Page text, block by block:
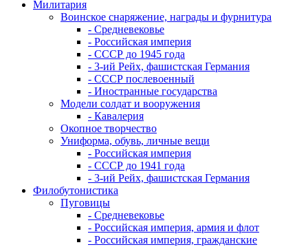
Милитария
Воинское снаряжение, награды и фурнитура
- Средневековье
- Российская империя
- СССР до 1945 года
- 3-ий Рейх, фашистская Германия
- СССР послевоенный
- Иностранные государства
Модели солдат и вооружения
- Кавалерия
Окопное творчество
Униформа, обувь, личные вещи
- Российская империя
- СССР до 1941 года
- 3-ий Рейх, фашистская Германия
Филобутонистика
Пуговицы
- Средневековье
- Российская империя, армия и флот
- Российская империя, гражданские